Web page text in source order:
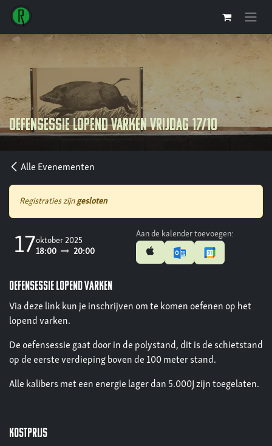
Overslaan naar inhoud
Oefensessie lopend varken vrijdag 17/10
Alle Evenementen
Registraties zijngesloten
17oktober 2025
18:00
20:00
Aan de kalender toevoegen:
OEFENSESSIE LOPEND VARKEN
Via deze link kun je inschrijven om te komen oefenen op het
lopend varken.
De oefensessie gaat door in de polystand, dit is de schietstand
op de eerste verdieping boven de 100 meter stand.
Alle kalibers met een energie lager dan 5.000J zijn toegelaten.
kostprijs